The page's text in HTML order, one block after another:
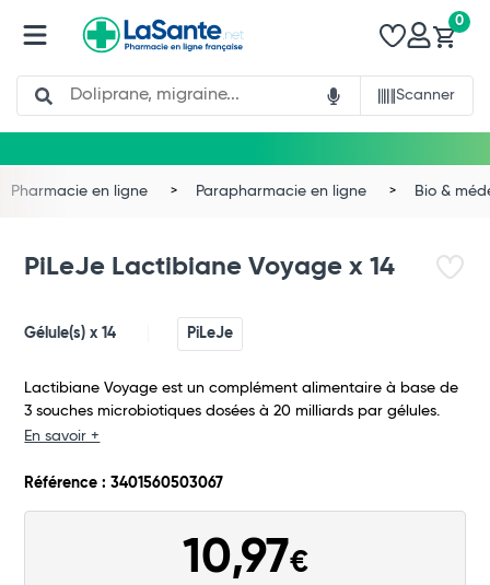
Search
Scanner
0
Commander
Pharmacie en ligne Parapharmacie en ligne Bio &
PiLeJe Lactibiane Voyage x 14
Gélule(s) x 14 PiLeJe
Lactibiane Voyage est un complément alimentaire à base de
3 souches microbiotiques dosées à 20 milliards par gélules.
En savoir +
Référence : 3401560503067
10,97€